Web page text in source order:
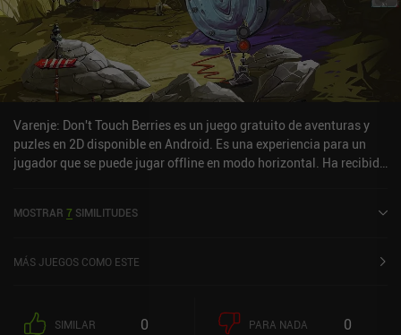
Varenje: Don't Touch Berries es un juego gratuito de aventuras y
puzles en 2D disponible en Android. Es una experiencia para un
jugador que se puede jugar offline en modo horizontal. Ha recibido
valoración actual de 3,9 sobre 5,0 en Google Play.
MOSTRAR 7 SIMILITUDES
MÁS JUEGOS COMO ESTE
SIMILAR 0 PARA NADA 0